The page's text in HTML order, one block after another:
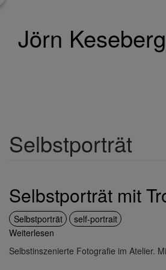
Inhalt
Jörn Keseberg
Selbstporträt
Selbstporträt mit
Selbstporträt
self-portrait
Weiterlesen
Selbstporträt
mit
Selbstinszenierte Fotografie im Atelier.